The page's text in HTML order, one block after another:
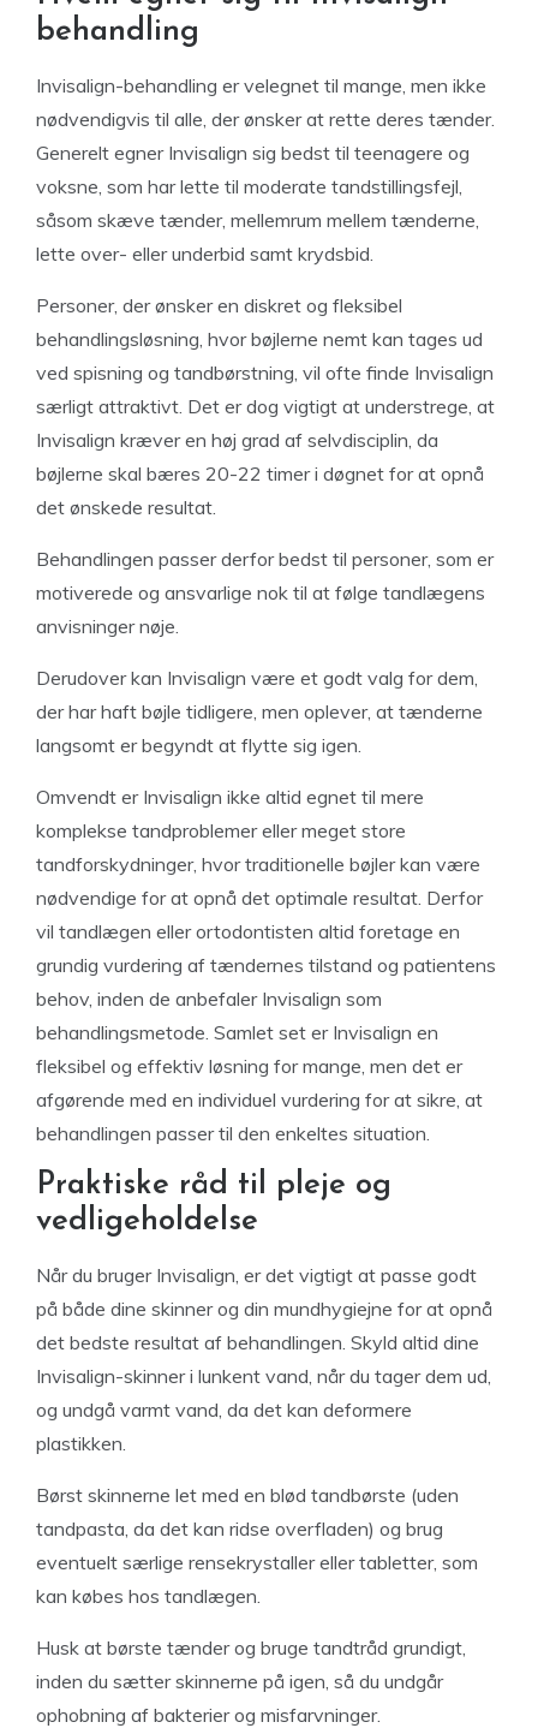
behandling
Invisalign-behandling er velegnet til mange, men ikke
nødvendigvis til alle, der ønsker at rette deres tænder.
Generelt egner Invisalign sig bedst til teenagere og
voksne, som har lette til moderate tandstillingsfejl,
såsom skæve tænder, mellemrum mellem tænderne,
lette over- eller underbid samt krydsbid.
Personer, der ønsker en diskret og fleksibel
behandlingsløsning, hvor bøjlerne nemt kan tages ud
ved spisning og tandbørstning, vil ofte finde Invisalign
særligt attraktivt. Det er dog vigtigt at understrege, at
Invisalign kræver en høj grad af selvdisciplin, da
bøjlerne skal bæres 20-22 timer i døgnet for at opnå
det ønskede resultat.
Behandlingen passer derfor bedst til personer, som er
motiverede og ansvarlige nok til at følge tandlægens
anvisninger nøje.
Derudover kan Invisalign være et godt valg for dem,
der har haft bøjle tidligere, men oplever, at tænderne
langsomt er begyndt at flytte sig igen.
Omvendt er Invisalign ikke altid egnet til mere
komplekse tandproblemer eller meget store
tandforskydninger, hvor traditionelle bøjler kan være
nødvendige for at opnå det optimale resultat. Derfor
vil tandlægen eller ortodontisten altid foretage en
grundig vurdering af tændernes tilstand og patientens
behov, inden de anbefaler Invisalign som
behandlingsmetode. Samlet set er Invisalign en
fleksibel og effektiv løsning for mange, men det er
afgørende med en individuel vurdering for at sikre, at
behandlingen passer til den enkeltes situation.
Praktiske råd til pleje og
vedligeholdelse
Når du bruger Invisalign, er det vigtigt at passe godt
på både dine skinner og din mundhygiejne for at opnå
det bedste resultat af behandlingen. Skyld altid dine
Invisalign-skinner i lunkent vand, når du tager dem ud,
og undgå varmt vand, da det kan deformere
plastikken.
Børst skinnerne let med en blød tandbørste (uden
tandpasta, da det kan ridse overfladen) og brug
eventuelt særlige rensekrystaller eller tabletter, som
kan købes hos tandlægen.
Husk at børste tænder og bruge tandtråd grundigt,
inden du sætter skinnerne på igen, så du undgår
ophobning af bakterier og misfarvninger.